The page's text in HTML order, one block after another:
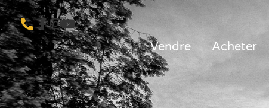
Vendre Acheter